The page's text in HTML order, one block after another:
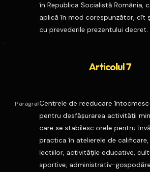
în Republica Socialistă România,
aplică în mod corespunzător, cît
cu prevederile prezentului decret.
Articolul 7
ParagrafCentrele de reeducare
pentru desfăşurarea activităţii
care se stabilesc orele pentru
practica în atelierele de
lectiilor, activităţile educative,
sportive, administrativ-